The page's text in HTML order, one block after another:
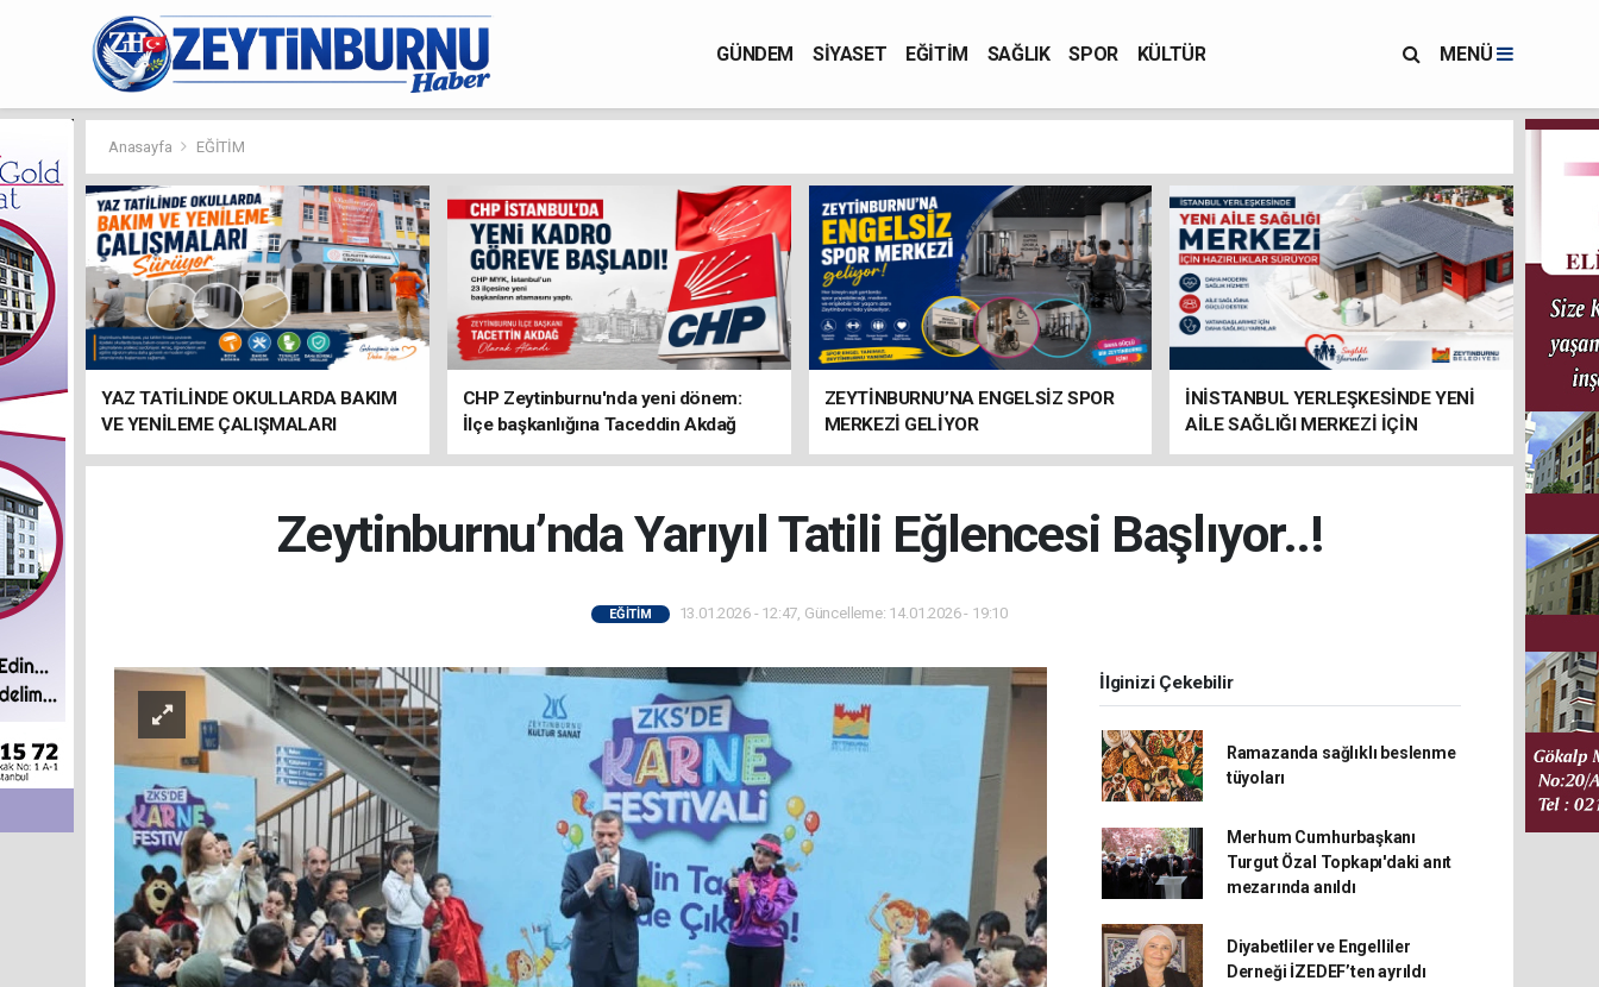
GÜNDEM SİYASET EĞİTİM SAĞLIK SPOR KÜLTÜR MENÜ
Anasayfa EĞİTİM
YAZ TATİLİNDE OKULLARDA BAKIM
VE YENİLEME ÇALIŞMALARI
SÜRÜYOR
CHP Zeytinburnu'nda yeni dönem:
İlçe başkanlığına Taceddin Akdağ
atandı
ZEYTİNBURNU’NA ENGELSİZ SPOR
MERKEZİ GELİYOR
İNİSTANBUL YERLEŞKESİNDE YENİ
AİLE SAĞLIĞI MERKEZİ İÇİN
HAZIRLIKLAR SÜRÜYOR
Zeytinburnu’nda Yarıyıl Tatili Eğlencesi Başlıyor..!
EĞİTİM 13.01.2026 - 12:47, Güncelleme: 14.01.2026 - 19:10
İlginizi Çekebilir
Ramazanda sağlıklı beslenme
tüyoları
Merhum Cumhurbaşkanı
Turgut Özal Topkapı'daki anıt
mezarında anıldı
Diyabetliler ve Engelliler
Derneği İZEDEF’ten ayrıldı